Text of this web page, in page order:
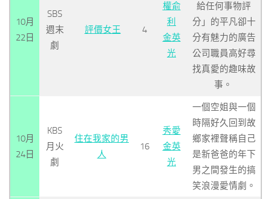
10月
22日
SBS
週末
劇
評價女王 4
權俞
利
金英
光
給任何事物評
分」的平凡卻十
分有魅力的廣告
公司職員高好尋
找真愛的趣味故
事。
10月
24日
KBS
月火
劇
住在我家的男
人
16
秀愛
金英
光
一個空姐與一個
時隔好久回到故
鄉家裡聲稱自己
是新爸爸的年下
男之間發生的搞
笑浪漫愛情劇。